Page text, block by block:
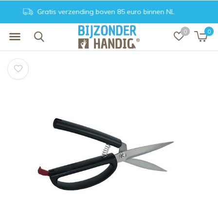
0 0
Achteraf betalen. Veilig en vertrouwd